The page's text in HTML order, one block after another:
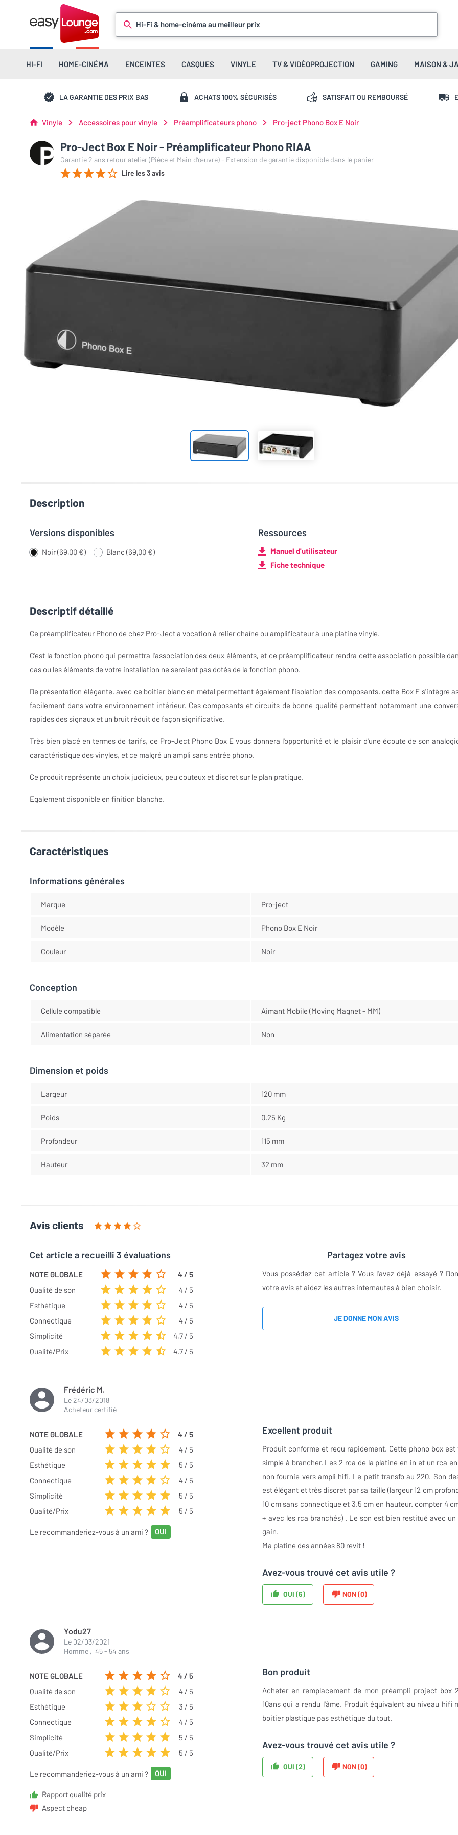
Hi-Fi & home-cinéma au meilleur prix
HI-FI HOME-CINÉMA ENCEINTES CASQUES VINYLE TV & VIDÉOPROJECTION GAMING MAISON &
LA GARANTIE DES PRIX BAS ACHATS 100% SÉCURISÉS SATISFAIT OU REMBOURSÉ
Vinyle Accessoires pour vinyle Préamplificateurs phono Pro-ject Phono Box E Noir
Pro-Ject Box E Noir - Préamplificateur Phono RIAA
Garantie 2 ans retour atelier (Pièce et Main d’œuvre) - Extension de garantie disponible dans le panier
Lire les 3 avis
Description
Versions disponibles
Noir (69,00 €) Blanc (69,00 €)
Ressources
Manuel d'utilisateur
Fiche technique
Descriptif détaillé
Ce préamplificateur Phono de chez Pro-Ject a vocation à relier chaîne ou amplificateur à une platine vinyle.
C'est la fonction phono qui permettra l'association des deux éléments, et ce préamplificateur rendra cette association possible
cas ou les éléments de votre installation ne seraient pas dotés de la fonction phono.
De présentation élégante, avec ce boitier blanc en métal permettant également l'isolation des composants, cette Box E s'intègre
facilement dans votre environnement intérieur. Ces composants et circuits de bonne qualité permettent notamment une
rapides des signaux et un bruit réduit de façon significative.
Très bien placé en termes de tarifs, ce Pro-Ject Phono Box E vous donnera l'opportunité et le plaisir d'une écoute de son
caractéristique des vinyles, et ce malgré un ampli sans entrée phono.
Ce produit représente un choix judicieux, peu couteux et discret sur le plan pratique.
Egalement disponible en finition blanche.
Caractéristiques
Informations générales
Marque Pro-ject
Modèle Phono Box E Noir
Couleur Noir
Conception
Cellule compatible Aimant Mobile (Moving Magnet - MM)
Alimentation séparée Non
Dimension et poids
Largeur 120 mm
Poids 0,25 Kg
Profondeur 115 mm
Hauteur 32 mm
Avis clients
Cet article a recueilli 3 évaluations
NOTE GLOBALE
4 / 5
Qualité de son
4 / 5
Esthétique
4 / 5
Connectique
4 / 5
Simplicité
4,7 / 5
Qualité/Prix
4,7 / 5
Partagez votre avis
Vous possédez cet article ? Vous l'avez déjà essayé ?
votre avis et aidez les autres internautes à bien choisir.
JE DONNE MON AVIS
Frédéric M.
Le24/03/2018
Acheteur certifié
NOTE GLOBALE 4 / 5
Qualité de son
4 / 5
Esthétique
5 / 5
Connectique
4 / 5
Simplicité
5 / 5
Qualité/Prix
5 / 5
Le recommanderiez-vous à un ami ?
Excellent produit
Produit conforme et reçu rapidement. Cette phono box est
simple à brancher. Les 2 rca de la platine en in et un rca
non fournie vers ampli hifi. Le petit transfo au 220. Son
est élégant et très discret par sa taille (largeur 12 cm
10 cm sans connectique et 3.5 cm en hauteur. compter 4
+ avec les rca branchés) . Le son est bien restitué avec un
gain.
Ma platine des années 80 revit !
Avez-vous trouvé cet avis utile ?
OUI (6) NON (0)
Yodu27
Le 02/03/2021
Homme , 45 - 54 ans
NOTE GLOBALE 4 / 5
Qualité de son
4 / 5
Esthétique
3 / 5
Connectique
4 / 5
Simplicité
5 / 5
Qualité/Prix
5 / 5
Le recommanderiez-vous à un ami ?
Rapport qualité prix
Aspect cheap
Bon produit
Acheter en remplacement de mon préampli project box
10ans qui a rendu l'âme. Produit équivalent au niveau hifi
boitier plastique pas esthétique du tout.
Avez-vous trouvé cet avis utile ?
OUI (2) NON (0)